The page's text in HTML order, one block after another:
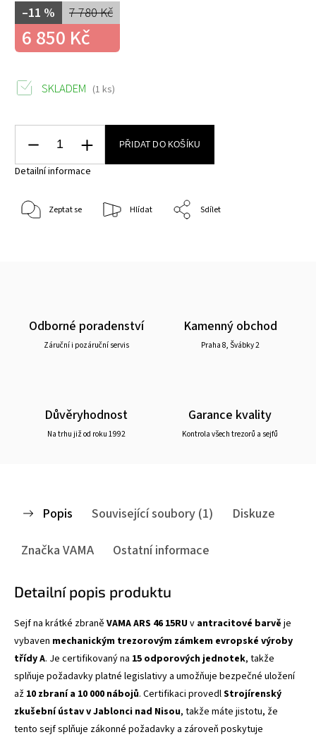
7 780 Kč
–11 %
6 850 Kč
SKLADEM (1 ks)
PŘIDAT DO KOŠÍKU
Detailní informace
Zeptat se Hlídat Sdílet
Odborné poradenství
Záruční i pozáruční servis
Kamenný obchod
Praha 8, Švábky 2
Důvěryhodnost
Na trhu již od roku 1992
Garance kvality
Kontrola všech trezorů a sejfů
Popis Související soubory (1)
Diskuze
ZnačkaVAMA Ostatní informace
Detailní popis produktu
Sejf na krátké zbraně VAMA ARS 46 15RUv antracitové barvě je
vybaven mechanickým trezorovým zámkem evropské výroby
třídy A. Je certifikovaný na 15 odporových jednotek, takže
splňuje požadavky platné legislativy a umožňuje bezpečné uložení
až 10 zbraní a 10 000 nábojů. Certifikaci provedlStrojírenský
zkušební ústav v Jablonci nad Nisou, takže máte jistotu, že
tento sejf splňuje zákonné požadavky a zároveň poskytuje